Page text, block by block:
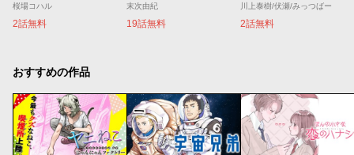
桜場コハル
2話無料
末次由紀
19話無料
川上泰樹/伏瀬/みっつばー
2話無料
おすすめの作品